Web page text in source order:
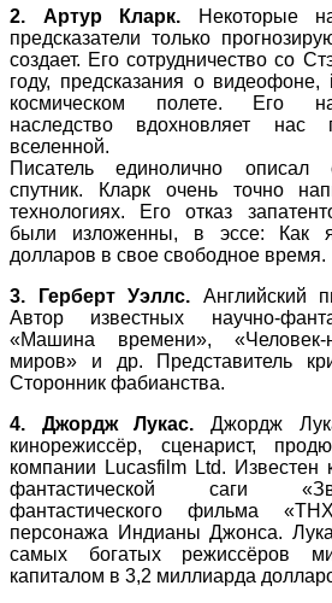
2. Артур Кларк.
Некоторые
предсказатели только
создает. Его сотрудничество со
году, предсказания о
космическом полете. Его
наследство вдохновляет нас
вселенной.
Писатель единолично описал
спутник. Кларк очень точно
технологиях. Его отказ
были изложенны, в эссе: Как
долларов в свое свободное время.
3. Герберт Уэллс. Английский
Автор известных научно-
«Машина времени», «Человек-
миров» и др. Представитель
Сторонник фабианства.
4. Джордж Лукас. Джордж
кинорежиссёр, сценарист,
компании Lucasfilm Ltd. Известен
фантастической саги
фантастического фильма
персонажа Индианы Джонса.
самыx богатыx режиссёров
капиталом в 3,2 миллиарда